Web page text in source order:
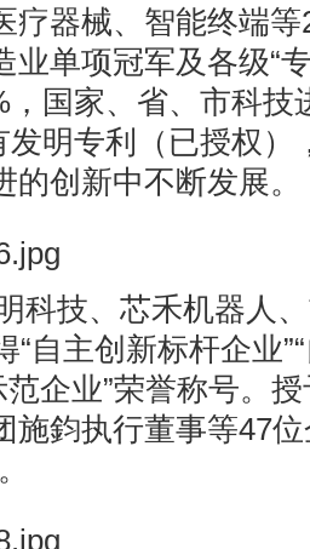
疗器械、智能终端
业单项冠军及各级“
，国家、省、市科技
发明专利（已授权）
创新中不断发展。
科技、芯禾机器人
“自主创新标杆企业
范企业”荣誉称号。
施鈞执行董事等47